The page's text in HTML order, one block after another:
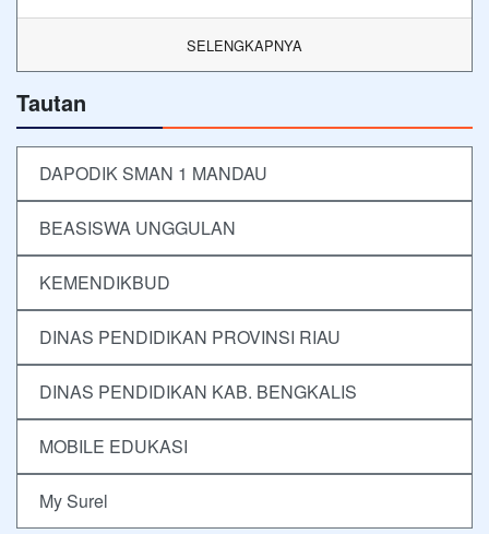
SELENGKAPNYA
Tautan
DAPODIK SMAN 1 MANDAU
BEASISWA UNGGULAN
KEMENDIKBUD
DINAS PENDIDIKAN PROVINSI RIAU
DINAS PENDIDIKAN KAB. BENGKALIS
MOBILE EDUKASI
My Surel